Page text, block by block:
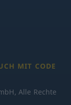
MIT CODE
Alle Rechte